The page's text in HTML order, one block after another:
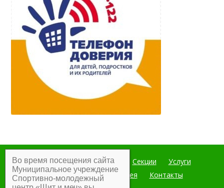
Главная Мероприятия Секции
Услуги
Документы
Фотогалерея Контакты
Во время посещения сайта
Муниципальное учреждение
Спортивно-молодежный